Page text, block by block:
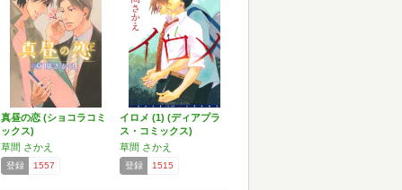
真昼の恋 (ショコラコミ
ックス)
草間 さかえ
登録 1557
イロメ (1) (ディアプラ
ス・コミックス)
草間 さかえ
登録 1515